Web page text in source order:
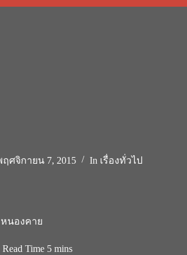
ฤศจิกายน 7, 2015 In เรื่องทั่วไป
นองคาย
Read Time 5 mins